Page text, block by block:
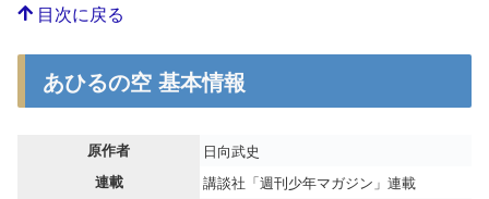
目次に戻る
あひるの空 基本情報
原作者 日向武史
連載 講談社「週刊少年マガジン」連載